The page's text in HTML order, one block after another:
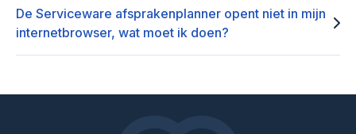
De Serviceware afsprakenplanner opent niet in mijn
internetbrowser, wat moet ik doen?